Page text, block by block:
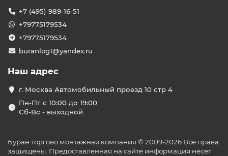
+7 (495) 989-16-51
+79775179534
+79775179534
buranlog1@yandex.ru
Наш адрес
г. Москва Автомобильный проезд 10 стр 4
Пн-Пт с 10:00 до 19:00
Сб-Вс - выходной
Буран торгово монтажная компания © 2009-2026 Все права
защищены. Предоставленная на сайте информация несёт